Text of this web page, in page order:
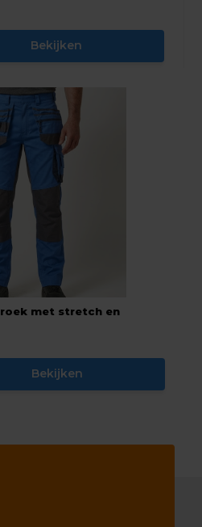
Bekijken
met stretch en
Bekijken